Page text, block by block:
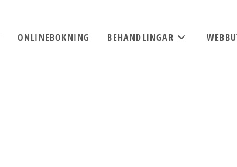
ONLINEBOKNING BEHANDLINGAR